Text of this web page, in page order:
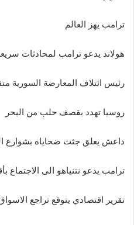
ترامب يهز العالم
هولاند يدعو ترامب لمحادثات
رئيس ائتلاف المعارضة السورية
روسيا تهدد بقصف حلب من البحر
داعش يعلق جثث ضحاياه بشوارع
ترامب يدعو نتنياهو الى الاجتماع
تقرير اقتصادي يتوقع تراجع